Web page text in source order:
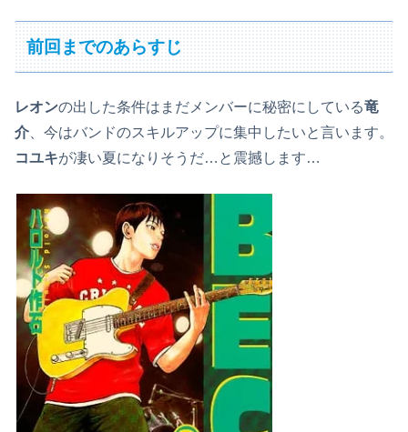
前回までのあらすじ
レオンの出した条件はまだメンバーに秘密にしている竜
介 、今はバンドのスキルアップに集中したいと言います。
コユキが凄い夏になりそうだ…と震撼します…